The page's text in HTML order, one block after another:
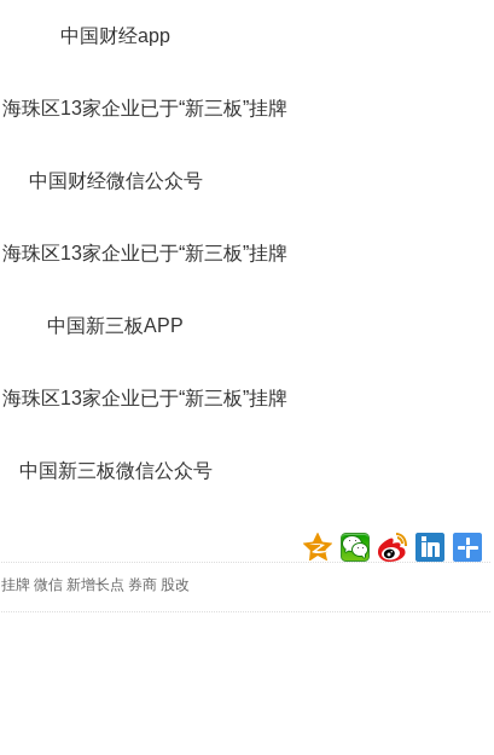
中国财经app
中国财经微信公众号
中国新三板APP
中国新三板微信公众号
挂牌 微信 新增长点 券商 股改